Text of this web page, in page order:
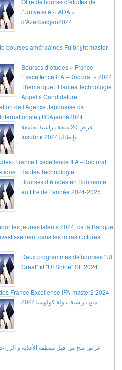
l’Université « ADA »
d’Azerbaidjan2024
bourses américaines Fulbright master
Bourses d’études « France
Execellence IFA –Doctorat » 2024
Thématique : Hautes Technologie
Appel à Candidature
de l’Agence Japonaise de
(JICA)anné2024
عرض 20 منحة دراسية بجامعة
Insubrie بإيطاليا2024
Execellence IFA –Doctorat
: Hautes Technologie
Bourses d’études en Roumanie
au titre de l’année 2024-2025
les jeunes talents 2024, de la Banque
dans les infrastructures
Deux programmes de bourses "UI
Great" et "UI Shine" SE 2024.
France Excellence IFA-master2 2024
منح دراسية بدولة كولومبيا2024